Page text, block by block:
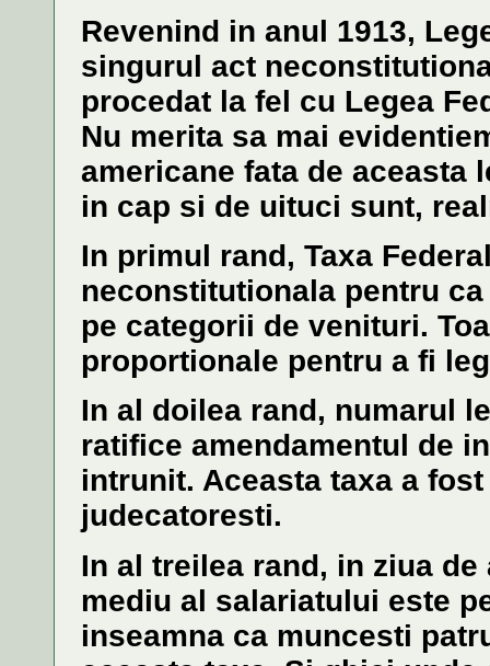
Revenind in anul 1913,
singurul act
procedat la fel cu Legea
Nu merita sa mai
americane fata de aceasta
in cap si de uituci sunt,
In primul rand, Taxa
neconstitutionala pentru
pe categorii de venituri.
proportionale pentru a fi
In al doilea rand, numarul
ratifice amendamentul de
intrunit. Aceasta taxa a
judecatoresti.
In al treilea rand, in ziua
mediu al salariatului este
inseamna ca muncesti